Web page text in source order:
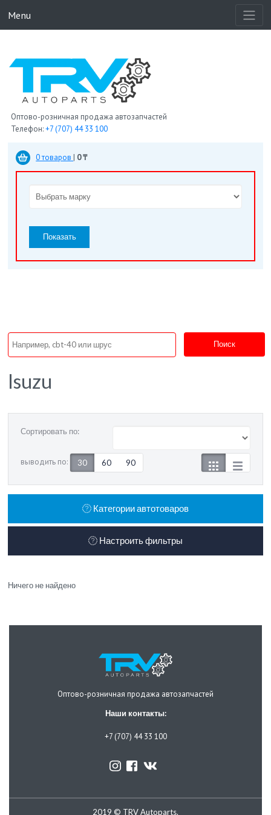
Menu
Оптово-розничная продажа автозапчастей
Телефон:+7 (707) 44 33 100
0 товаров | 0 ₸
Показать
Поиск
Isuzu
Сортировать по:
выводить по: 30 60 90
Категории автотоваров
Настроить фильтры
Ничего не найдено
Оптово-розничная продажа автозапчастей
Наши контакты:
+7 (707) 44 33 100
2019 © TRV Autoparts.